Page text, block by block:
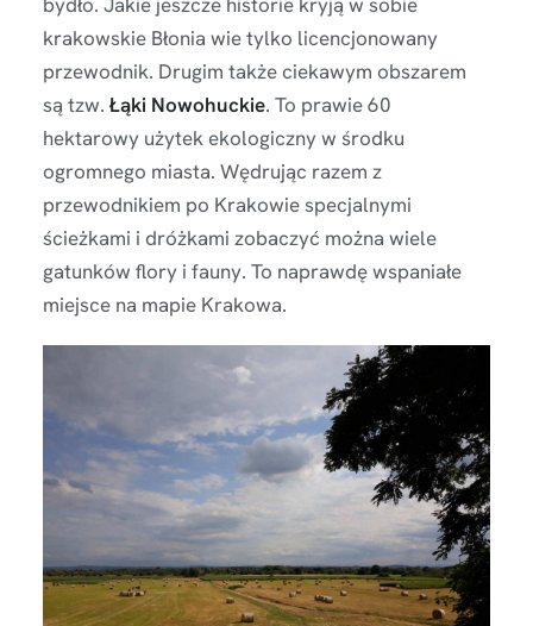
krakowskie Błonia wie tylko licencjonowany
przewodnik. Drugim także ciekawym obszarem
są tzw. Łąki Nowohuckie. To prawie 60
hektarowy użytek ekologiczny w środku
ogromnego miasta. Wędrując razem z
przewodnikiem po Krakowie specjalnymi
ścieżkami i dróżkami zobaczyć można wiele
gatunków flory i fauny. To naprawdę wspaniałe
miejsce na mapie Krakowa.